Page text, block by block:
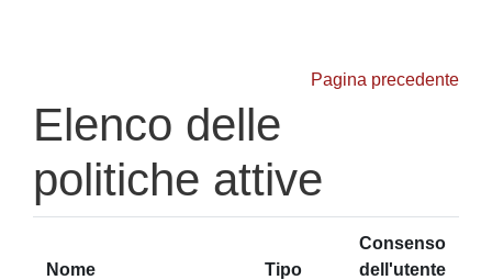
Pagina precedente
Elenco delle
politiche attive
Nome Tipo
Consenso
dell'utente